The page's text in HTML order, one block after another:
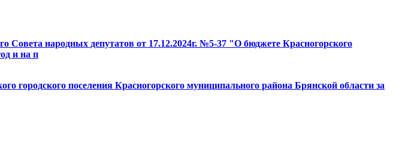
Совета народных депутатов от 17.12.2024г. №5-37 "О бюджете Красногорского
и на п
городского поселения Красногорского муниципального района Брянской области за